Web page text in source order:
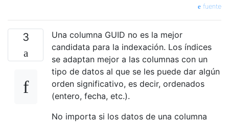
fuente
3
Una columna GUID no es la mejor
candidata para la indexación. Los índices
se adaptan mejor a las columnas con un
tipo de datos al que se les puede dar algún
orden significativo, es decir, ordenados
(entero, fecha, etc.).
No importa si los datos de una columna